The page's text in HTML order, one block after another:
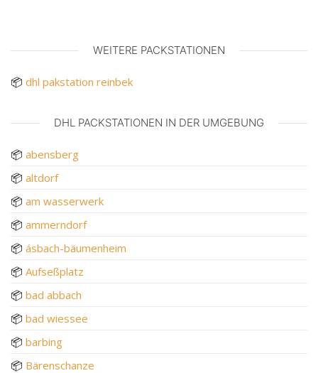
WEITERE PACKSTATIONEN
📦 dhl pakstation reinbek
DHL PACKSTATIONEN IN DER UMGEBUNG
📦 abensberg
📦 altdorf
📦 am wasserwerk
📦 ammerndorf
📦 ásbach-bäumenheim
📦 Aufseßplatz
📦 bad abbach
📦 bad wiessee
📦 barbing
📦 Bärenschanze